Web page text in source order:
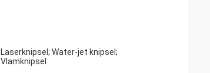
Laserknipsel; Water-jet knipsel;
Vlamknipsel